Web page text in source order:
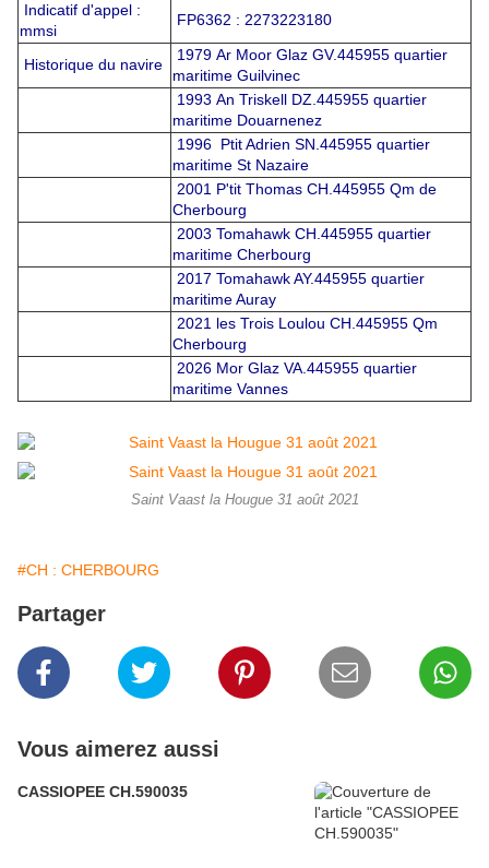
Indicatif d'appel :
mmsi
FP6362 : 2273223180
Historique du navire
1979 Ar Moor Glaz GV.445955 quartier
maritime Guilvinec
1993 An Triskell DZ.445955 quartier
maritime Douarnenez
1996 Ptit Adrien SN.445955 quartier
maritime St Nazaire
2001 P'tit Thomas CH.445955 Qm de
Cherbourg
2003 Tomahawk CH.445955 quartier
maritime Cherbourg
2017 Tomahawk AY.445955 quartier
maritime Auray
2021 les Trois Loulou CH.445955 Qm
Cherbourg
2026 Mor Glaz VA.445955 quartier
maritime Vannes
Saint Vaast la Hougue 31 août 2021
#CH : CHERBOURG
Partager
Vous aimerez aussi
CASSIOPEE CH.590035